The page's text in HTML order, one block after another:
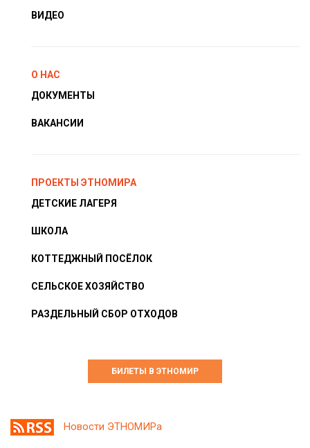
ВИДЕО
О НАС
ДОКУМЕНТЫ
ВАКАНСИИ
ПРОЕКТЫ ЭТНОМИРА
ДЕТСКИЕ ЛАГЕРЯ
ШКОЛА
КОТТЕДЖНЫЙ ПОСЁЛОК
СЕЛЬСКОЕ ХОЗЯЙСТВО
РАЗДЕЛЬНЫЙ СБОР ОТХОДОВ
БИЛЕТЫ В ЭТНОМИР
Новости ЭТНОМИРа